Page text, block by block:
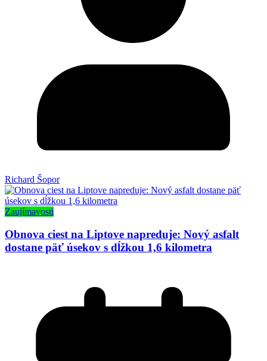
Richard Šopor
Zaujímavosti
Obnova ciest na Liptove napreduje: Nový asfalt
dostane päť úsekov s dĺžkou 1,6 kilometra